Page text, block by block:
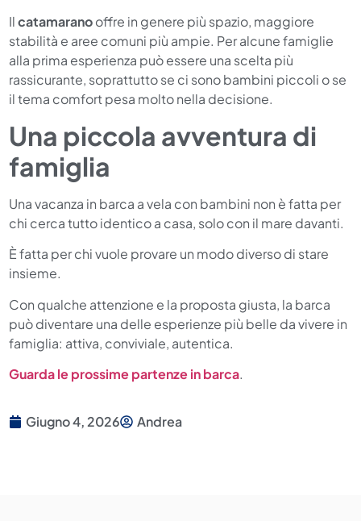
Ilcatamaranooffre in genere più spazio, maggiore
stabilità e aree comuni più ampie. Per alcune famiglie
alla prima esperienza può essere una scelta più
rassicurante, soprattutto se ci sono bambini piccoli o se
il tema comfort pesa molto nella decisione.
Una piccola avventura di
famiglia
Una vacanza in barca a vela con bambini non è fatta per
chi cerca tutto identico a casa, solo con il mare davanti.
È fatta per chi vuole provare un modo diverso di stare
insieme.
Con qualche attenzione e la proposta giusta, la barca
può diventare una delle esperienze più belle da vivere in
famiglia: attiva, conviviale, autentica.
Guarda le prossime partenze in barca.
Giugno 4, 2026 Andrea